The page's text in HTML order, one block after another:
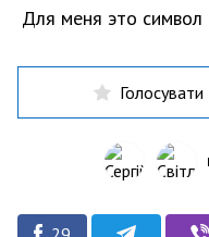
Для меня это
Голосувати